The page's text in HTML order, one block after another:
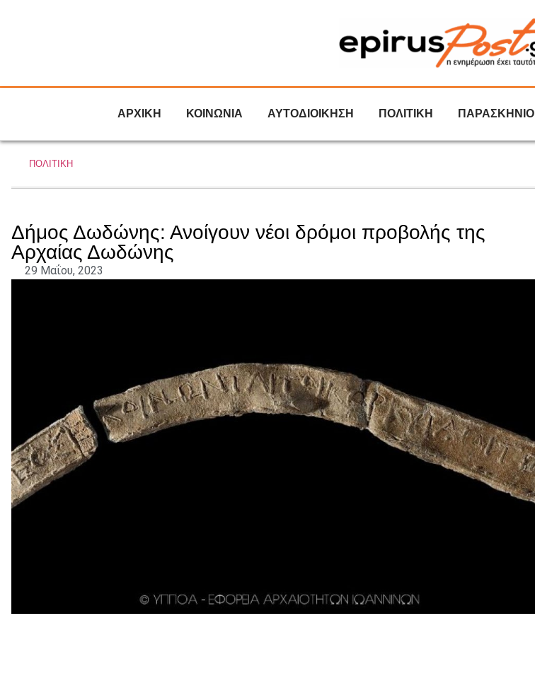
ΑΡΧΙΚΗ ΚΟΙΝΩΝΙΑ ΑΥΤΟΔΙΟΙΚΗΣΗ ΠΟΛΙΤΙΚΗ ΠΑΡΑΣΚΗΝΙΟ
ΠΟΛΙΤΙΚΗ
Δήμος Δωδώνης: Ανοίγουν νέοι δρόμοι προβολής της
Αρχαίας Δωδώνης
29 Μαΐου, 2023